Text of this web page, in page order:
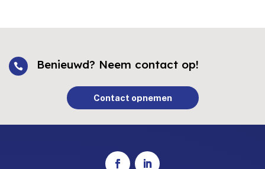
 Benieuwd? Neem contact op!
Contact opnemen